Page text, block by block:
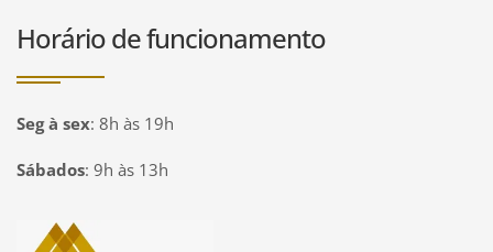
Horário de funcionamento
Seg à sex: 8h às 19h
Sábados: 9h às 13h
Página inicial